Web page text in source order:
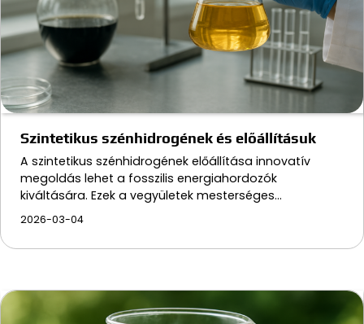
Szintetikus szénhidrogének és előállításuk
A szintetikus szénhidrogének előállítása innovatív
megoldás lehet a fosszilis energiahordozók
kiváltására. Ezek a vegyületek mesterséges…
2026-03-04